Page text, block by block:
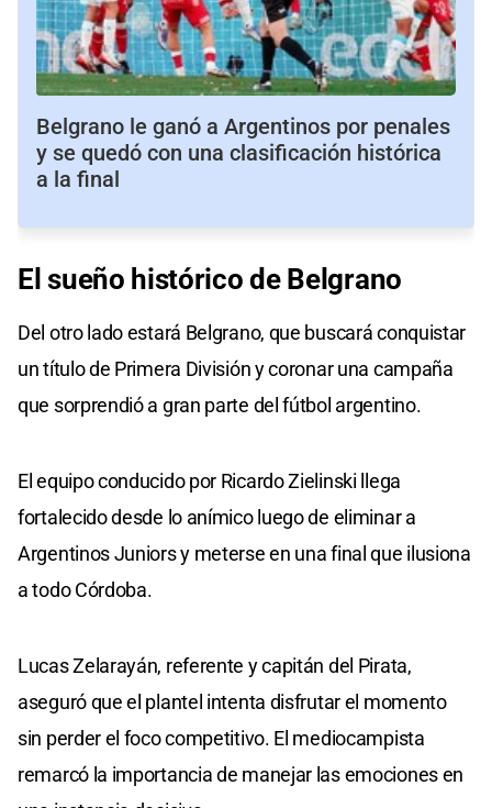
Belgrano le ganó a Argentinos por penales
y se quedó con una clasificación histórica
a la final
El sueño histórico de Belgrano
Del otro lado estará Belgrano, que buscará conquistar
un título de Primera División y coronar una campaña
que sorprendió a gran parte del fútbol argentino.
El equipo conducido por Ricardo Zielinski llega
fortalecido desde lo anímico luego de eliminar a
Argentinos Juniors y meterse en una final que ilusiona
a todo Córdoba.
Lucas Zelarayán, referente y capitán del Pirata,
aseguró que el plantel intenta disfrutar el momento
sin perder el foco competitivo. El mediocampista
remarcó la importancia de manejar las emociones en